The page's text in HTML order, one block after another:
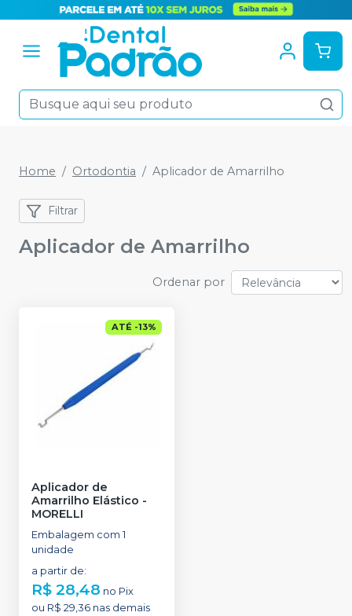
Home Ortodontia Aplicador de Amarrilho
Filtrar
Aplicador de Amarrilho
Ordenar por
ATÉ -13%
Aplicador de
Amarrilho Elástico -
MORELLI
Embalagem com 1
unidade
a partir de:
R$ 28,48 no Pix
ou R$ 29,36 nas demais